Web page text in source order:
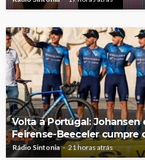
Volta a Portugal: Johansen
Feirense-Beeceler cumpre
Rádio Sintonia 21 horas atrás